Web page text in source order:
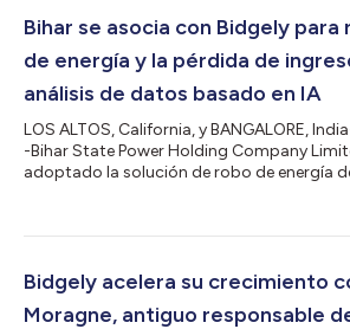
resultados más rápidos que redefinirán el
Bihar se asocia con Bidgely
de energía y la pérdida de
análisis de datos basado en IA
LOS ALTOS, California, y BANGALORE,
-Bihar State Power Holding Company
adoptado la solución de robo de energía
ingresos. La tecnología de IA de Bidgely,
comportamientos y patrones anómalos en
energía de los consumidores, ya ha
Bidgely acelera su crecimiento
Moragne, antiguo responsable